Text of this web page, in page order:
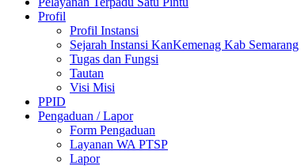
Profil
Profil Instansi
Sejarah Instansi KanKemenag Kab Semarang
Tugas dan Fungsi
Tautan
Visi Misi
PPID
Pengaduan / Lapor
Form Pengaduan
Layanan WA PTSP
Lapor